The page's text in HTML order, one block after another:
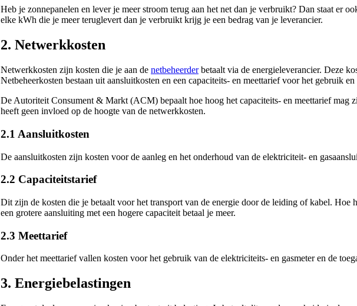
Heb je zonnepanelen en lever je meer stroom terug aan het net dan je verbruikt? Dan staat er
elke kWh die je meer teruglevert dan je verbruikt krijg je een bedrag van je leverancier.
2. Netwerkkosten
Netwerkkosten zijn kosten die je aan de netbeheerderbetaalt via de energieleverancier. Deze
Netbeheerkosten bestaan uit aansluitkosten en een capaciteits- en meettarief voor het gebruik
De Autoriteit Consument & Markt (ACM) bepaalt hoe hoog het capaciteits- en meettarief mag
heeft geen invloed op de hoogte van de netwerkkosten.
2.1 Aansluitkosten
De aansluitkosten zijn kosten voor de aanleg en het onderhoud van de elektriciteit- en
2.2 Capaciteitstarief
Dit zijn de kosten die je betaalt voor het transport van de energie door de leiding of kabel.
een grotere aansluiting met een hogere capaciteit betaal je meer.
2.3 Meettarief
Onder het meettarief vallen kosten voor het gebruik van de elektriciteits- en gasmeter en de
3. Energiebelastingen